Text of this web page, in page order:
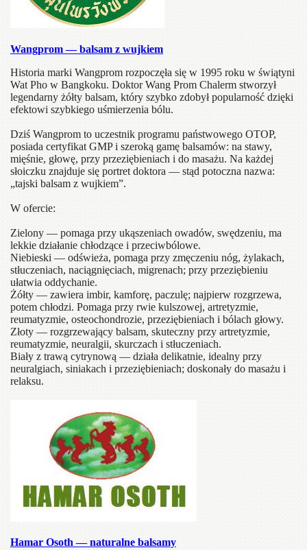
Wangprom — balsam z wujkiem
Historia marki Wangprom rozpoczęła się w 1995 roku w świątyni
Wat Pho w Bangkoku. Doktor Wang Prom Chalerm stworzył
legendarny żółty balsam, który szybko zdobył popularność dzięki
efektowi szybkiego uśmierzenia bólu.
Dziś Wangprom to uczestnik programu państwowego OTOP,
posiada certyfikat GMP i szeroką gamę balsamów: na stawy,
mięśnie, głowę, przy przeziębieniach i do masażu. Na każdej
słoiczku znajduje się portret doktora — stąd potoczna nazwa:
„tajski balsam z wujkiem”.
W ofercie:
Zielony — pomaga przy ukąszeniach owadów, swędzeniu, ma
lekkie działanie chłodzące i przeciwbólowe.
Niebieski — odświeża, pomaga przy zmęczeniu nóg, żylakach,
stłuczeniach, naciągnięciach, migrenach; przy przeziębieniu
ułatwia oddychanie.
Żółty — zawiera imbir, kamforę, paczulę; najpierw rozgrzewa,
potem chłodzi. Pomaga przy rwie kulszowej, artretyzmie,
reumatyzmie, osteochondrozie, przeziębieniach i bólach głowy.
Złoty — rozgrzewający balsam, skuteczny przy artretyzmie,
reumatyzmie, neuralgii, skurczach i stłuczeniach.
Biały z trawą cytrynową — działa delikatnie, idealny przy
neuralgiach, siniakach i przeziębieniach; doskonały do masażu i
relaksu.
Hamar Osoth — naturalne balsamy